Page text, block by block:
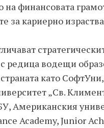
на финансовата
за кариерно
редица водещи
като СофтУни,
„Св.
Американския
Academy, Junior